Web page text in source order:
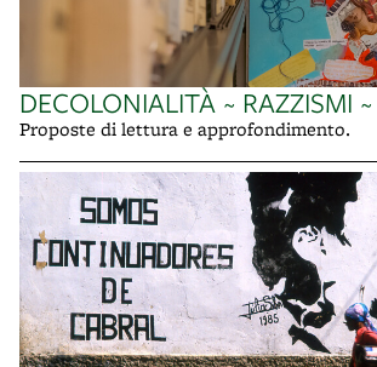
DECOLONIALITÀ ~ RAZZISMI
Proposte di lettura e approfondimento.